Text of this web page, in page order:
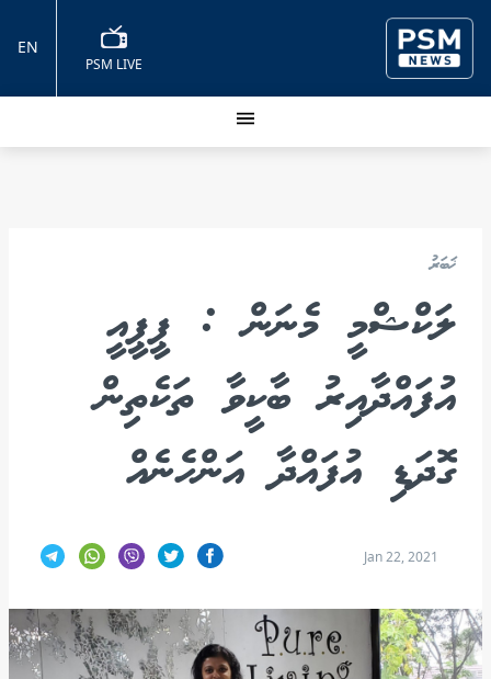
PSM LIVE
EN
ޚަބަރު
ލަކްޝްމީ މެނަން : ޕީޕީއީ
އުފައްދާއިރު ބާކީވާ ތަކެތިން
ގޮދަޑި އުފައްދާ އަންހެނެއް
Jan 22, 2021